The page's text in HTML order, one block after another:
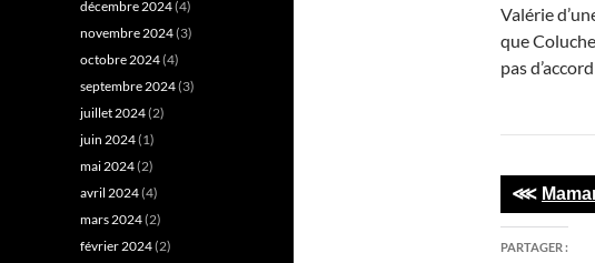
Valérie
que
pas
⋘
PARTAGER :
décembre 2024(4)
novembre 2024(3)
octobre 2024(4)
septembre 2024(3)
juillet 2024(2)
juin 2024(1)
mai 2024(2)
avril 2024(4)
mars 2024(2)
février 2024(2)